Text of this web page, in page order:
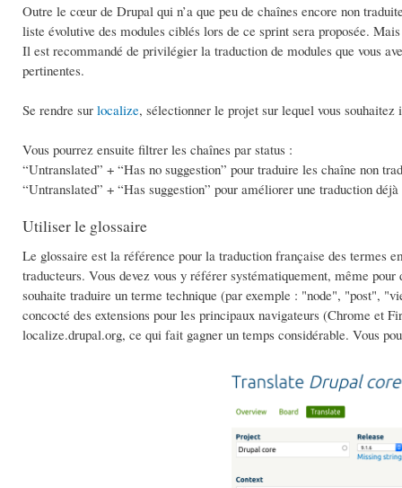
Outre le cœur de Drupal qui n’a que peu de chaînes encore non
liste évolutive des modules ciblés lors de ce sprint sera proposée.
Il est recommandé de privilégier la traduction de modules que vous
pertinentes.
Se rendre sur localize, sélectionner le projet sur lequel vous
Vous pourrez ensuite filtrer les chaînes par status :
“Untranslated” + “Has no suggestion” pour traduire les chaîne non
“Untranslated” + “Has suggestion” pour améliorer une traduction déjà
Utiliser le glossaire
Le glossaire est la référence pour la traduction française des termes
traducteurs. Vous devez vous y référer systématiquement, même
souhaite traduire un terme technique (par exemple : "node", "post",
concocté des extensions pour les principaux navigateurs (Chrome et
localize.drupal.org, ce qui fait gagner un temps considérable. Vous